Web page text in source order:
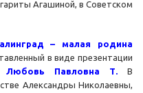
Агашиной, в Советском
– малая родина
в виде презентации
Любовь Павловна Т. В
Александры Николаевны,